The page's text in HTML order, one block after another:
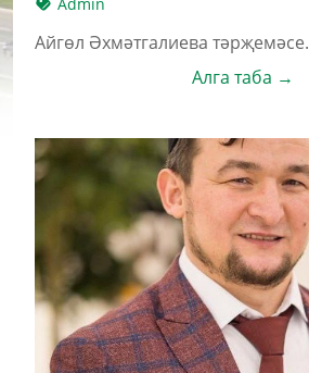
Айгөл Әхмәтгалиева тәрҗемәсе.
Алга таба →